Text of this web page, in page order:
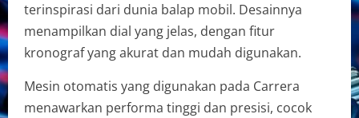
terinspirasi dari dunia balap mobil. Desainnya
menampilkan dial yang jelas, dengan fitur
kronograf yang akurat dan mudah digunakan.
Mesin otomatis yang digunakan pada Carrera
menawarkan performa tinggi dan presisi, cocok